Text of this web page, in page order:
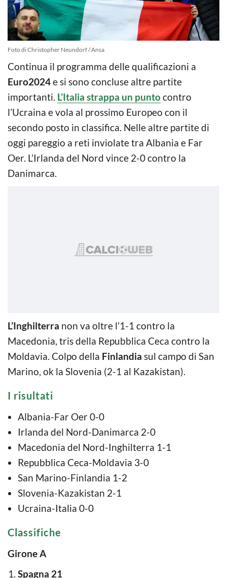
Foto di Christopher Neundorf / Ansa
Continua il programma delle qualificazioni a
Euro2024e si sono concluse altre partite
importanti. L’Italia strappa un puntocontro
l’Ucraina e vola al prossimo Europeo con il
secondo posto in classifica. Nelle altre partite di
oggi pareggio a reti inviolate tra Albania e Far
Oer. L’Irlanda del Nord vince 2-0 contro la
Danimarca.
L’Inghilterra non va oltre l’1-1 contro la
Macedonia, tris della Repubblica Ceca contro la
Moldavia. Colpo della Finlandia sul campo di San
Marino, ok la Slovenia (2-1 al Kazakistan).
I risultati
Albania-Far Oer 0-0
Irlanda del Nord-Danimarca 2-0
Macedonia del Nord-Inghilterra 1-1
Repubblica Ceca-Moldavia 3-0
San Marino-Finlandia 1-2
Slovenia-Kazakistan 2-1
Ucraina-Italia 0-0
Classifiche
Girone A
Spagna 21